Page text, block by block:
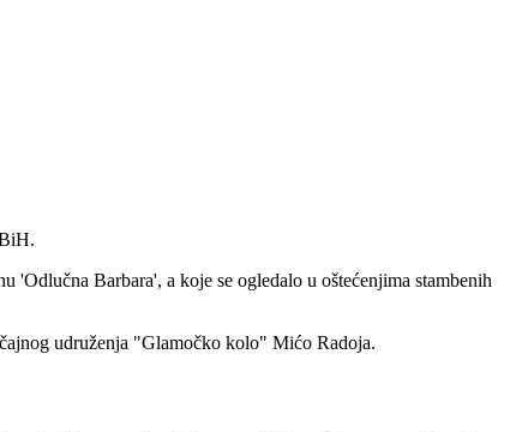
Barbara', a koje se ogledalo u oštećenjima stambenih
udruženja "Glamočko kolo" Mićo Radoja.